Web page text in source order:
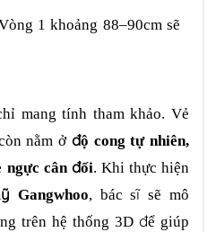
1 khoảng 88–90cm sẽ
mang tính tham khảo. Vẻ
nằm ở độ cong tự nhiên,
ngực cân đối. Khi thực hiện
Gangwhoo, bác sĩ sẽ mô
trên hệ thống 3D để giúp